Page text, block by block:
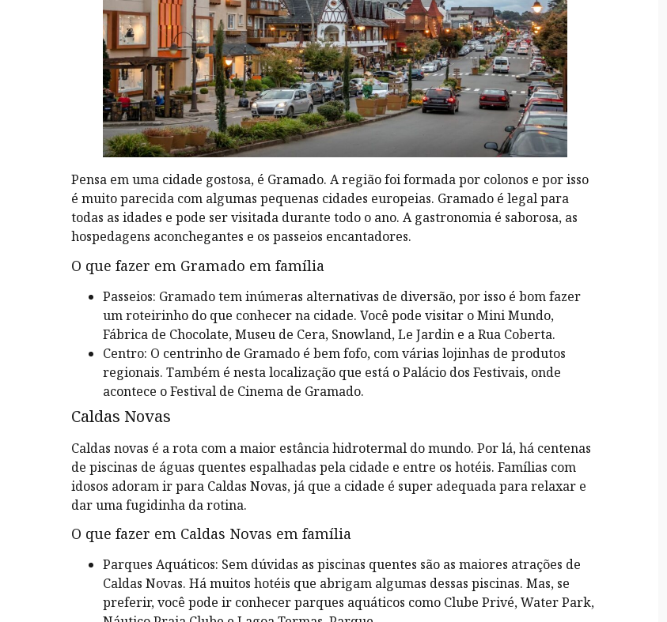
Pensa em uma cidade gostosa, é Gramado. A região foi formada por colonos e por isso
é muito parecida com algumas pequenas cidades europeias. Gramado é legal para
todas as idades e pode ser visitada durante todo o ano. A gastronomia é saborosa, as
hospedagens aconchegantes e os passeios encantadores.
O que fazer em Gramado em família
Passeios: Gramado tem inúmeras alternativas de diversão, por isso é bom fazer
um roteirinho do que conhecer na cidade. Você pode visitar o Mini Mundo,
Fábrica de Chocolate, Museu de Cera, Snowland, Le Jardin e a Rua Coberta.
Centro: O centrinho de Gramado é bem fofo, com várias lojinhas de produtos
regionais. Também é nesta localização que está o Palácio dos Festivais, onde
acontece o Festival de Cinema de Gramado.
Caldas Novas
Caldas novas é a rota com a maior estância hidrotermal do mundo. Por lá, há centenas
de piscinas de águas quentes espalhadas pela cidade e entre os hotéis. Famílias com
idosos adoram ir para Caldas Novas, já que a cidade é super adequada para relaxar e
dar uma fugidinha da rotina.
O que fazer em Caldas Novas em família
Parques Aquáticos: Sem dúvidas as piscinas quentes são as maiores atrações de
Caldas Novas. Há muitos hotéis que abrigam algumas dessas piscinas. Mas, se
preferir, você pode ir conhecer parques aquáticos como Clube Privé, Water Park,